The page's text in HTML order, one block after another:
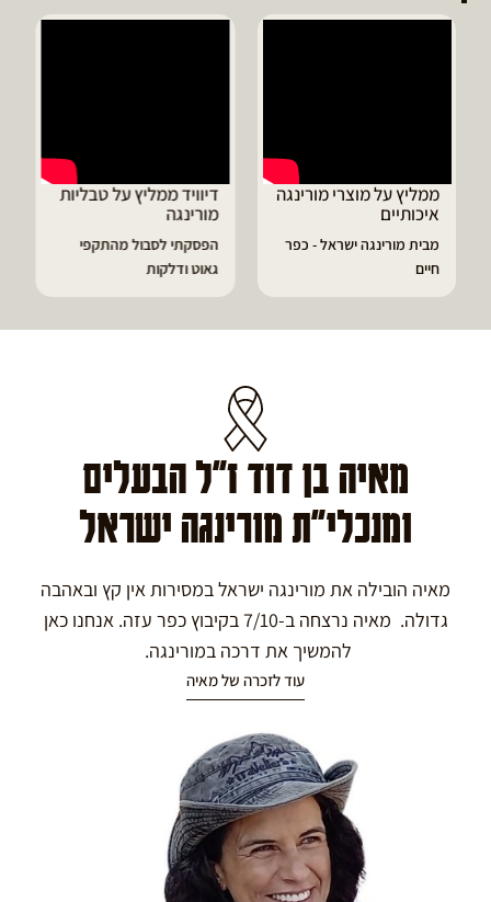
ממליץ על מוצרי מורינגה
איכותיים
מבית מורינגה ישראל - כפר
חיים
דיוויד ממליץ על טבליות
מורינגה
הפסקתי לסבול מהתקפי
גאוט ודלקות
מאיה בן דוד ז"ל הבעלים
ומנכלי"ת מורינגה ישראל
מאיה הובילה את מורינגה ישראל במסירות אין קץ ובאהבה
גדולה. מאיה נרצחה ב-7/10 בקיבוץ כפר עזה. אנחנו כאן
להמשיך את דרכה במורינגה.
עוד לזכרה של מאיה